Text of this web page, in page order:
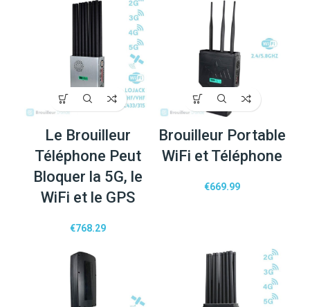
Le Brouilleur
Téléphone Peut
Bloquer la 5G, le
WiFi et le GPS
€768.29
Brouilleur Portable
WiFi et Téléphone
€669.99